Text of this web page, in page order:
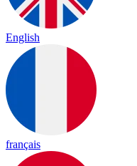
English
français